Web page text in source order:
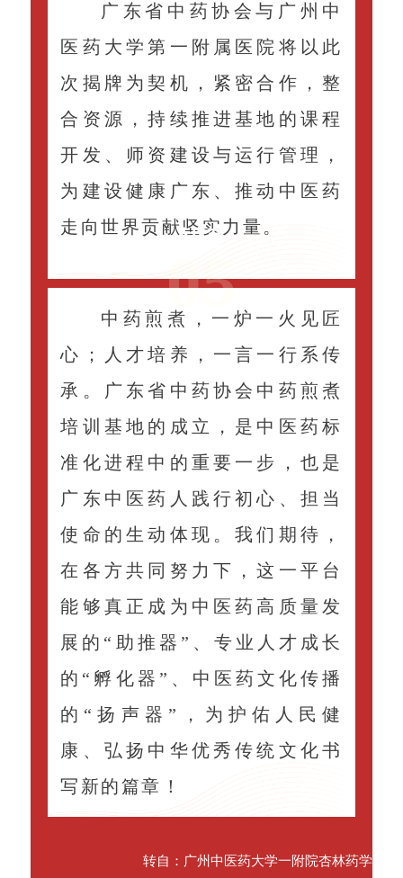
广东省中药协会与广州中
医药大学第一附属医院将以此
次揭牌为契机，紧密合作，整
合资源，持续推进基地的课程
开发、师资建设与运行管理，
为建设健康广东、推动中医药
走向世界贡献坚实力量。
05
结语
中药煎煮，一炉一火见匠
心；人才培养，一言一行系传
承。广东省中药协会中药煎煮
培训基地的成立，是中医药标
准化进程中的重要一步，也是
广东中医药人践行初心、担当
使命的生动体现。我们期待，
在各方共同努力下，这一平台
能够真正成为中医药高质量发
展的“助推器”、专业人才成长
的“孵化器”、中医药文化传播
的“扬声器”，为护佑人民健
康、弘扬中华优秀传统文化书
写新的篇章！
转自：广州中医药大学一附院杏林药学